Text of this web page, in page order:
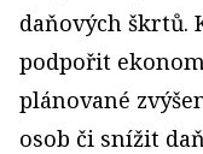
daňových škrtů.
podpořit
plánované
osob či snížit